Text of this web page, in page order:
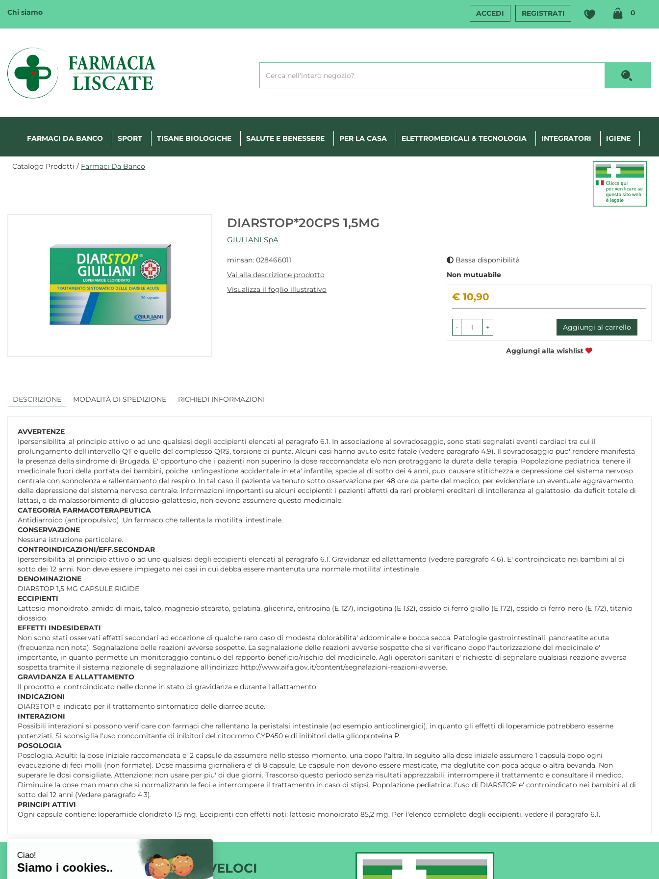
Chi siamo ACCEDI REGISTRATI 0
Margherita
FarmaWeb
Prodotto
FARMACI DA BANCO SPORT TISANE BIOLOGICHE SALUTE E BENESSERE PER LA CASA ELETTROMEDICALI & TECNOLOGIA INTEGRATORI IGIENE
Catalogo Prodotti / Farmaci Da Banco
DIARSTOP*20CPS 1,5MG
GIULIANI SpA
minsan: 028466011
Vai alla descrizione prodotto
Visualizza il foglio illustrativo
Bassa disponibilità
Non mutuabile
Prezzo
€ 10,90
- + Aggiungi al carrello
Aggiungi alla wishlist
DESCRIZIONE MODALITÀ DI SPEDIZIONE RICHIEDI INFORMAZIONI
AVVERTENZE
Ipersensibilita' al principio attivo o ad uno qualsiasi degli eccipienti elencati al paragrafo 6.1. In associazione al sovradosaggio, sono stati segnalati eventi cardiaci tra cui il
prolungamento dell'intervallo QT e quello del complesso QRS, torsione di punta. Alcuni casi hanno avuto esito fatale (vedere paragrafo 4.9). Il sovradosaggio puo' rendere manifesta
la presenza della sindrome di Brugada. E' opportuno che i pazienti non superino la dose raccomandata e/o non protraggano la durata della terapia. Popolazione pediatrica: tenere il
medicinale fuori della portata dei bambini, poiche' un'ingestione accidentale in eta' infantile, specie al di sotto dei 4 anni, puo' causare stitichezza e depressione del sistema nervoso
centrale con sonnolenza e rallentamento del respiro. In tal caso il paziente va tenuto sotto osservazione per 48 ore da parte del medico, per evidenziare un eventuale aggravamento
della depressione del sistema nervoso centrale. Informazioni importanti su alcuni eccipienti: i pazienti affetti da rari problemi ereditari di intolleranza al galattosio, da deficit totale di
lattasi, o da malassorbimento di glucosio-galattosio, non devono assumere questo medicinale.
CATEGORIA FARMACOTERAPEUTICA
Antidiarroico (antipropulsivo). Un farmaco che rallenta la motilita' intestinale.
CONSERVAZIONE
Nessuna istruzione particolare.
CONTROINDICAZIONI/EFF.SECONDAR
Ipersensibilita' al principio attivo o ad uno qualsiasi degli eccipienti elencati al paragrafo 6.1. Gravidanza ed allattamento (vedere paragrafo 4.6). E' controindicato nei bambini al di
sotto dei 12 anni. Non deve essere impiegato nei casi in cui debba essere mantenuta una normale motilita' intestinale.
DENOMINAZIONE
DIARSTOP 1,5 MG CAPSULE RIGIDE
ECCIPIENTI
Lattosio monoidrato, amido di mais, talco, magnesio stearato, gelatina, glicerina, eritrosina (E 127), indigotina (E 132), ossido di ferro giallo (E 172), ossido di ferro nero (E 172), titanio
diossido.
EFFETTI INDESIDERATI
Non sono stati osservati effetti secondari ad eccezione di qualche raro caso di modesta dolorabilita' addominale e bocca secca. Patologie gastrointestinali: pancreatite acuta
(frequenza non nota). Segnalazione delle reazioni avverse sospette. La segnalazione delle reazioni avverse sospette che si verificano dopo l'autorizzazione del medicinale e'
importante, in quanto permette un monitoraggio continuo del rapporto beneficio/rischio del medicinale. Agli operatori sanitari e' richiesto di segnalare qualsiasi reazione avversa
sospetta tramite il sistema nazionale di segnalazione all'indirizzo http://www.aifa.gov.it/content/segnalazioni-reazioni-avverse.
GRAVIDANZA E ALLATTAMENTO
Il prodotto e' controindicato nelle donne in stato di gravidanza e durante l'allattamento.
INDICAZIONI
DIARSTOP e' indicato per il trattamento sintomatico delle diarree acute.
INTERAZIONI
Possibili interazioni si possono verificare con farmaci che rallentano la peristalsi intestinale (ad esempio anticolinergici), in quanto gli effetti di loperamide potrebbero esserne
potenziati. Si sconsiglia l'uso concomitante di inibitori del citocromo CYP450 e di inibitori della glicoproteina P.
POSOLOGIA
Posologia. Adulti: la dose iniziale raccomandata e' 2 capsule da assumere nello stesso momento, una dopo l'altra. In seguito alla dose iniziale assumere 1 capsula dopo ogni
evacuazione di feci molli (non formate). Dose massima giornaliera e' di 8 capsule. Le capsule non devono essere masticate, ma deglutite con poca acqua o altra bevanda. Non
superare le dosi consigliate. Attenzione: non usare per piu' di due giorni. Trascorso questo periodo senza risultati apprezzabili, interrompere il trattamento e consultare il medico.
Diminuire la dose man mano che si normalizzano le feci e interrompere il trattamento in caso di stipsi. Popolazione pediatrica: l'uso di DIARSTOP e' controindicato nei bambini al di
sotto dei 12 anni (Vedere paragrafo 4.3).
PRINCIPI ATTIVI
Ogni capsula contiene: loperamide cloridrato 1,5 mg. Eccipienti con effetti noti: lattosio monoidrato 85,2 mg. Per l'elenco completo degli eccipienti, vedere il paragrafo 6.1.
AREA UTENTE LINK VELOCI